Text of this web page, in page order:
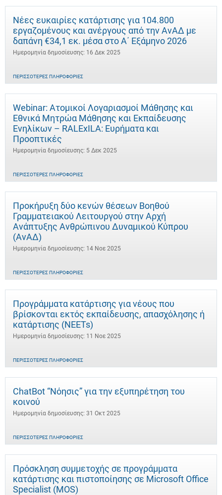
Νέες ευκαιρίες κατάρτισης για 104.800
εργαζομένους και ανέργους από την ΑνΑΔ με
δαπάνη €34,1 εκ. μέσα στο Α΄ Εξάμηνο 2026
Ημερομηνία δημοσίευσης: 16 Δεκ 2025
ΠΕΡΙΣΣΌΤΕΡΕΣ ΠΛΗΡΟΦΟΡΊΕΣ
Webinar: Ατομικοί Λογαριασμοί Μάθησης και
Εθνικά Μητρώα Μάθησης και Εκπαίδευσης
Ενηλίκων – RALExILA: Ευρήματα και
Προοπτικές
Ημερομηνία δημοσίευσης: 5 Δεκ 2025
ΠΕΡΙΣΣΌΤΕΡΕΣ ΠΛΗΡΟΦΟΡΊΕΣ
Προκήρυξη δύο κενών θέσεων Βοηθού
Γραμματειακού Λειτουργού στην Αρχή
Ανάπτυξης Ανθρώπινου Δυναμικού Κύπρου
(ΑνΑΔ)
Ημερομηνία δημοσίευσης: 14 Νοε 2025
ΠΕΡΙΣΣΌΤΕΡΕΣ ΠΛΗΡΟΦΟΡΊΕΣ
Προγράμματα κατάρτισης για νέους που
βρίσκονται εκτός εκπαίδευσης, απασχόλησης ή
κατάρτισης (NEETs)
Ημερομηνία δημοσίευσης: 11 Νοε 2025
ΠΕΡΙΣΣΌΤΕΡΕΣ ΠΛΗΡΟΦΟΡΊΕΣ
ChatBot “Νόησις” για την εξυπηρέτηση του
κοινού
Ημερομηνία δημοσίευσης: 31 Οκτ 2025
ΠΕΡΙΣΣΌΤΕΡΕΣ ΠΛΗΡΟΦΟΡΊΕΣ
Πρόσκληση συμμετοχής σε προγράμματα
κατάρτισης και πιστοποίησης σε Microsoft Office
Specialist (MOS)